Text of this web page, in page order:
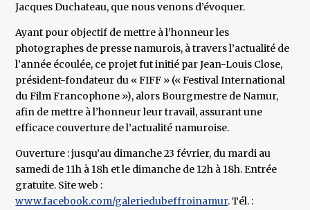
Jacques Duchateau, que nous venons d’évoquer.
Ayant pour objectif de mettre à l’honneur les
photographes de presse namurois, à travers l’actualité de
l’année écoulée, ce projet fut initié par Jean-Louis Close,
président-fondateur du « FIFF » (« Festival International
du Film Francophone »), alors Bourgmestre de Namur,
afin de mettre à l’honneur leur travail, assurant une
efficace couverture de l’actualité namuroise.
Ouverture : jusqu’au dimanche 23 février, du mardi au
samedi de 11h à 18h et le dimanche de 12h à 18h. Entrée
gratuite. Site web :
www.facebook.com/galeriedubeffroinamur. Tél. :